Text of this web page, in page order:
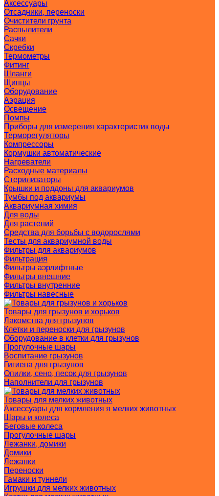
Аксессуары
Отсадники, переноски
Очистители грунта
Распылители
Сачки
Скребки
Термометры
Фитинг
Шланги
Щипцы
Оборудование
Аэрация
Освещение
Помпы
Приборы для измерения характеристик воды
Терморегуляторы
Компрессоры
Кормушки автоматические
Нагреватели
Расходные материалы
Стерилизаторы
Крышки и поддоны для аквариумов
Тумбы под аквариумы
Аквариумная химия
Для воды
Для растений
Средства для борьбы с водорослями
Тесты для аквариумной воды
Фильтры для аквариумов
Фильтрация
Фильтры аэрлифтные
Фильтры внешние
Фильтры внутренние
Фильтры навесные
Товары для грызунов и хорьков
Лакомства для грызунов
Клетки и переноски для грызунов
Оборудование в клетки для грызунов
Прогулочные шары
Воспитание грызунов
Гигиена для грызунов
Опилки, сено, песок для грызунов
Наполнители для грызунов
Товары для мелких животных
Аксессуары для кормления я мелких животных
Шары и колеса
Беговые колеса
Прогулочные шары
Лежанки, домики
Домики
Лежанки
Переноски
Гамаки и туннели
Игрушки для мелких животных